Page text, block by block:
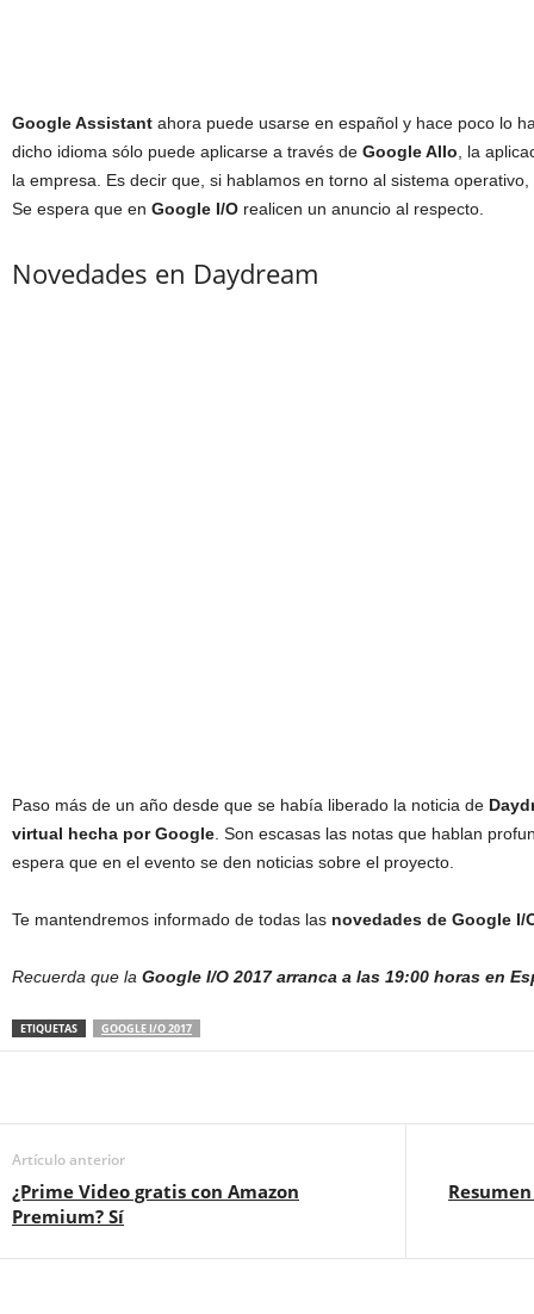
Google Assistant ahora puede usarse en español y hace poco lo
dicho idioma sólo puede aplicarse a través de Google Allo , la
la empresa. Es decir que, si hablamos en torno al sistema
Se espera que en Google I/O realicen un anuncio al respecto.
Novedades en Daydream
Paso más de un año desde que se había liberado la noticia de
virtual hecha por Google . Son escasas las notas que hablan
espera que en el evento se den noticias sobre el proyecto.
Te mantendremos informado de todas las novedades de Google I/
Recuerda que la Google I/O 2017 arranca a las 19:00 horas en
ETIQUETAS GOOGLE I/O 2017
Artículo anterior
¿Prime Video gratis con Amazon
Premium? Sí